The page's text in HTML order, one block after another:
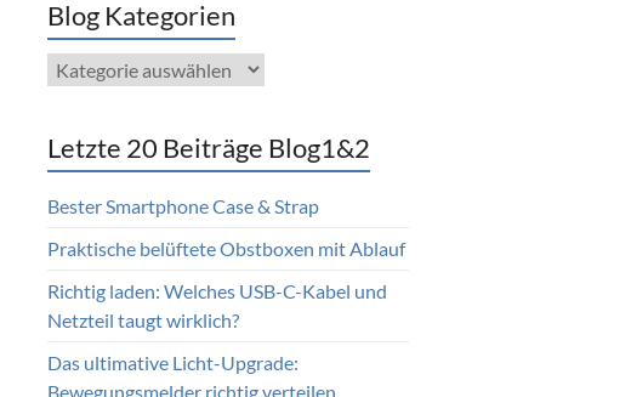
Blog Kategorien
Blog
Kategorien
Letzte 20 Beiträge Blog1&2
Bester Smartphone Case & Strap
Praktische belüftete Obstboxen mit Ablauf
Richtig laden: Welches USB-C-Kabel und
Netzteil taugt wirklich?
Das ultimative Licht-Upgrade:
Bewegungsmelder richtig verteilen